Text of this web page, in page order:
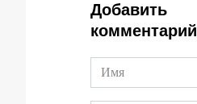
Добавить
комментарий